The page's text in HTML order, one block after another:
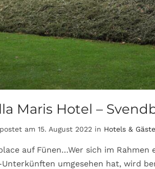
Maris Hotel –
am 15. August 2022 in Hotels &
auf Fünen…Wer sich im
umgesehen hat, wird